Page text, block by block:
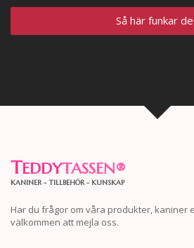
Så här funkar
TEDDYTASSEN®
KANINER - TILLBEHÖR - KUNSKAP
Har du frågor om våra produkter, kaniner
välkommen att mejla oss.